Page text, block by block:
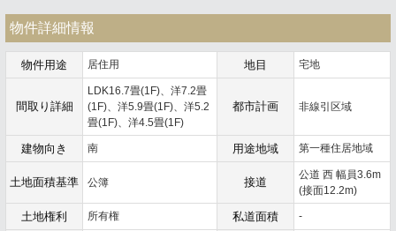
物件詳細情報
物件用途 居住用 地目 宅地
間取り詳細
LDK16.7畳(1F)、洋7.2畳
(1F)、洋5.9畳(1F)、洋5.2
畳(1F)、洋4.5畳(1F)
都市計画 非線引区域
建物向き 南 用途地域 第一種住居地域
土地面積基準 公簿 接道
公道 西 幅員3.6m
(接面12.2m)
土地権利 所有権 私道面積 -